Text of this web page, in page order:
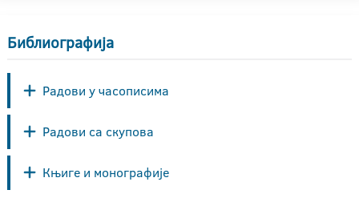
Библиографија
Радови у часописима
Радови са скупова
Књиге и монографије